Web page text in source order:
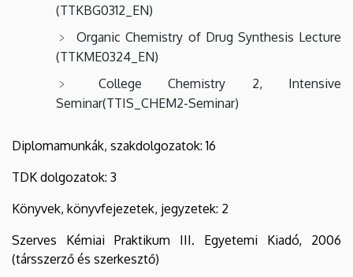
(TTKBG0312_EN)
Organic Chemistry of Drug Synthesis Lecture
(TTKME0324_EN)
College Chemistry 2, Intensive
Seminar(TTIS_CHEM2-Seminar)
Diplomamunkák, szakdolgozatok: 16
TDK dolgozatok: 3
Könyvek, könyvfejezetek, jegyzetek: 2
Szerves Kémiai Praktikum III. Egyetemi Kiadó, 2006
(társszerző és szerkesztő)